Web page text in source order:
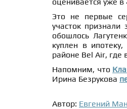
Это не первые
участок признали
обошлось
куплен в
районе Bel Air, где
Напомним, что
Ирина Безрукова
Автор: Евгений